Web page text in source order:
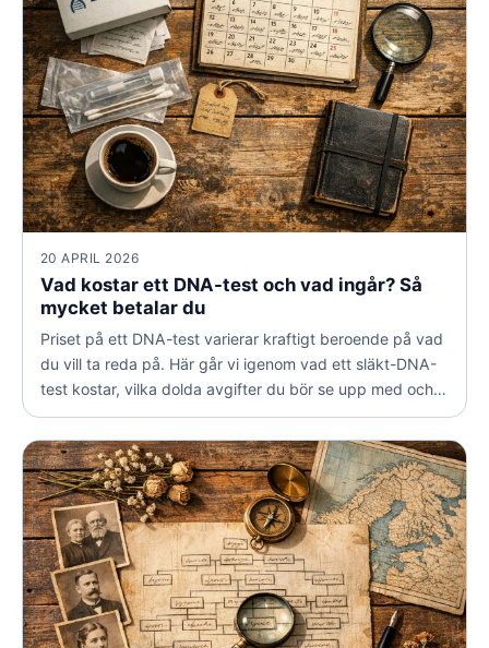
20 APRIL 2026
Vad kostar ett DNA-test och vad ingår? Så
mycket betalar du
Priset på ett DNA-test varierar kraftigt beroende på vad
du vill ta reda på. Här går vi igenom vad ett släkt-DNA-
test kostar, vilka dolda avgifter du bör se upp med och
hur du får ut mest för pengarna.